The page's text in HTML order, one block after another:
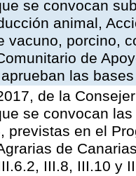
se convocan
animal,
vacuno, porcino,
de
las
de la
se convocan
previstas en el
de
III.8, III.10 y